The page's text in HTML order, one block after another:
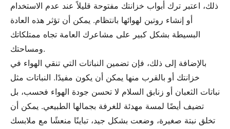
ذلك، اعتبر ترك أبواب خزانتك مفتوحة قليلاً عند عدم الاستخدام
أو إنشاء روتين لهوائها بانتظام. يمكن أن تؤثر هذه العادة
البسيطة بشكل كبير على مشاعرك العامة تجاه ممتلكاتك
ومساحتك.
بالإضافة إلى ذلك، فإن تضمين النباتات التي تنقي الهواء في
خزانتك أو بالقرب منها يمكن أن يكون مفيدًا. النباتات مثل
نباتات الثعبان أو زنابق السلام لا تحسن جودة الهواء فحسب، بل
تضيف أيضًا لمسة مهدئة للغرفة بجمالها الطبيعي. يمكن أن
تخلق نبتة صغيرة، وضعت بشكل جيد، تباينًا منعشًا مع ملابسك